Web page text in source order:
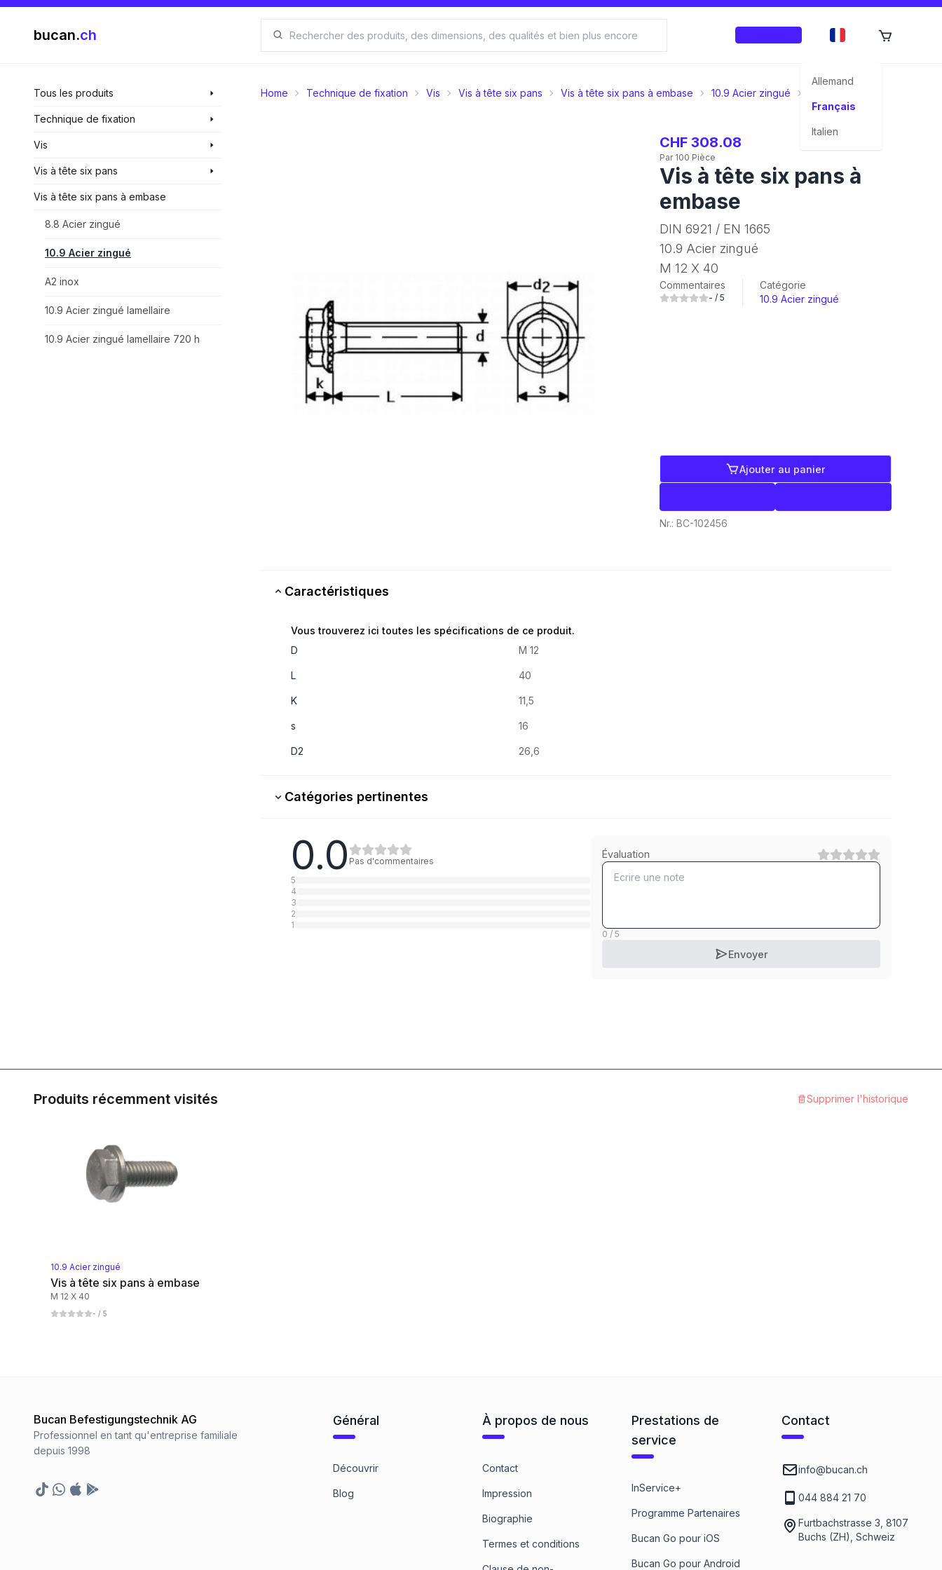
bucan.ch
Allemand
Français
Italien
Tous les produits
Technique de fixation
Vis
Vis à tête six pans
Vis à tête six pans à embase
8.8 Acier zingué
10.9 Acier zingué
A2 inox
10.9 Acier zingué lamellaire
10.9 Acier zingué lamellaire 720 h
Home Technique de fixation Vis Vis à tête six pans Vis à tête six pans à embase 10.9 Acier zingué
CHF 308.08
Par 100 Pièce
Vis à tête six pans à
embase
DIN 6921 / EN 1665
10.9 Acier zingué
M 12 X 40
Commentaires
- / 5
Catégorie
10.9 Acier zingué
Ajouter au panier
Nr.: BC-102456
Caractéristiques
Vous trouverez ici toutes les spécifications de ce produit.
D
M 12
L 40
K 11,5
s 16
D2 26,6
Catégories pertinentes
10.9 Stahl verzinkt
1 Catégorie
A2 rostfrei
1 Catégorie
Évaluation
0 / 5
Envoyer
0.0 Pas d'commentaires
5
4
3
2
1
Produits récemment visités Supprimer l'historique
10.9 Acier zingué
Vis à tête six pans à embase
M 12 X 40
- / 5
Bucan Befestigungstechnik AG
Professionnel en tant qu'entreprise familiale
depuis 1998
TikTokWhatsapp
Appstore
Google Play Store
Général
Découvrir
Blog
À propos de nous
Contact
Impression
Biographie
Termes et conditions
Prestations de
service
InService+
Programme Partenaires
Bucan Go pour iOS
Bucan Go pour Android
Contact
info@bucan.ch
044 884 21 70
Furtbachstrasse 3, 8107
Buchs (ZH), Schweiz